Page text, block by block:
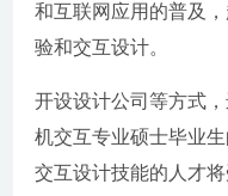
和互联网应用的普及
验和交互设计。
开设设计公司等方式
机交互专业硕士毕业
交互设计技能的人才